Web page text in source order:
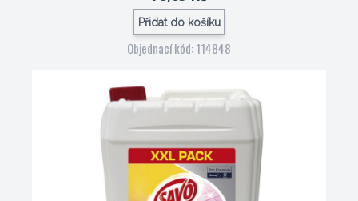
Přidat do košíku
Objednací kód: 114848